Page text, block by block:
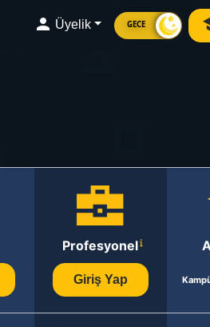
Üyelik GECE
Profesyonel
Giriş Yap